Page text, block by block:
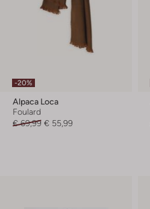
-20%
Alpaca Loca
Foulard
€ 69,99 € 55,99